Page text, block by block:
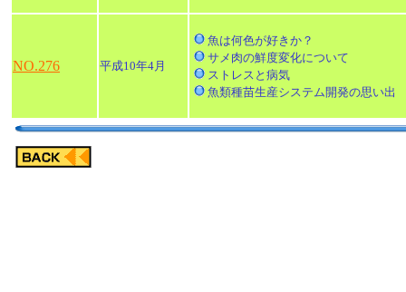
NO.276 平成10年4月
魚は何色が好きか？
サメ肉の鮮度変化について
ストレスと病気
魚類種苗生産システム開発の思い出